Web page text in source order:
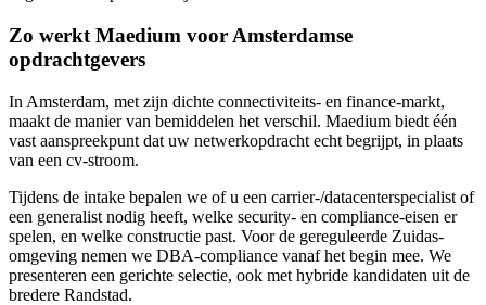
Zo werkt Maedium voor Amsterdamse
opdrachtgevers
In Amsterdam, met zijn dichte connectiviteits- en finance-markt,
maakt de manier van bemiddelen het verschil. Maedium biedt één
vast aanspreekpunt dat uw netwerkopdracht echt begrijpt, in plaats
van een cv-stroom.
Tijdens de intake bepalen we of u een carrier-/datacenterspecialist of
een generalist nodig heeft, welke security- en compliance-eisen er
spelen, en welke constructie past. Voor de gereguleerde Zuidas-
omgeving nemen we DBA-compliance vanaf het begin mee. We
presenteren een gerichte selectie, ook met hybride kandidaten uit de
bredere Randstad.